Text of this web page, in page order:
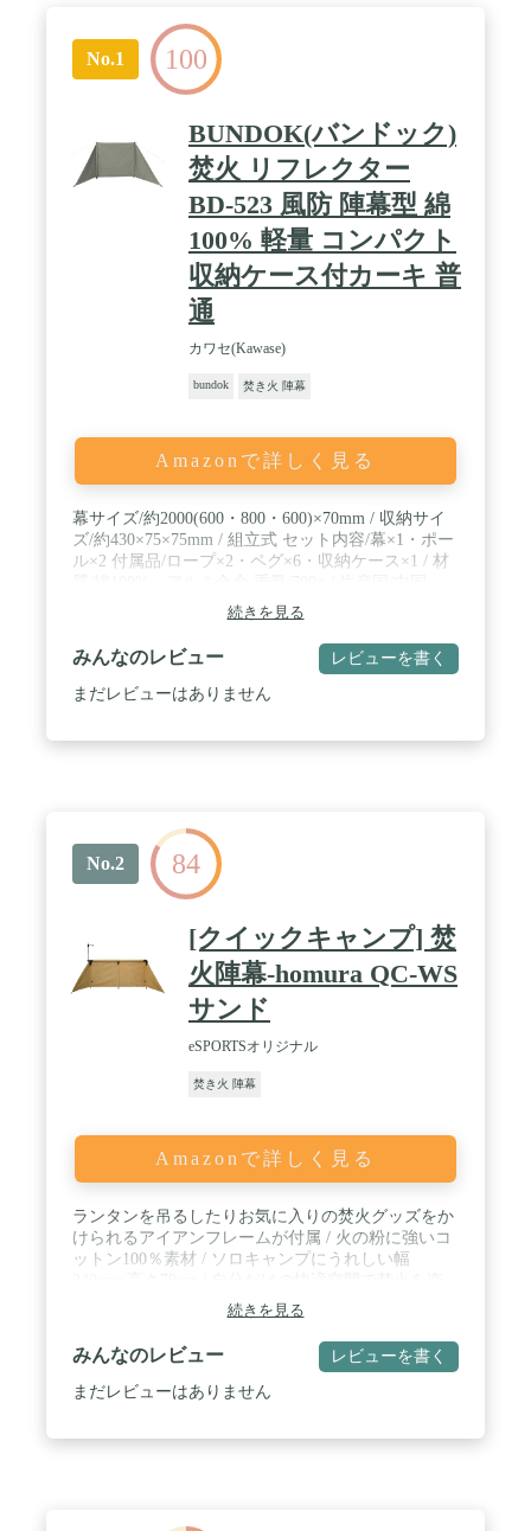
No.1 100
BUNDOK(バンドック)
焚火 リフレクター
BD-523 風防 陣幕型 綿
100% 軽量 コンパクト
収納ケース付カーキ 普
通
カワセ(Kawase)
bundok 焚き火 陣幕
Amazonで詳しく見る
幕サイズ/約2000(600・800・600)×70mm / 収納サイ
ズ/約430×75×75mm / 組立式 セット内容/幕×1・ポー
ル×2 付属品/ロープ×2・ペグ×6・収納ケース×1 / 材
続きを見る
みんなのレビュー レビューを書く
まだレビューはありません
No.2 84
[クイックキャンプ] 焚
火陣幕-homura QC-WS
サンド
eSPORTSオリジナル
焚き火 陣幕
Amazonで詳しく見る
ランタンを吊るしたりお気に入りの焚火グッズをか
けられるアイアンフレームが付属 / 火の粉に強いコ
ットン100％素材 / ソロキャンプにうれしい幅
しめる / 180日間の製品保証
続きを見る
みんなのレビュー レビューを書く
まだレビューはありません